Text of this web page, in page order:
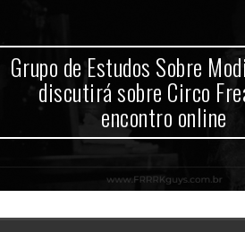
Grupo de Estudos Sobre
discutirá sobre Circo
encontro online